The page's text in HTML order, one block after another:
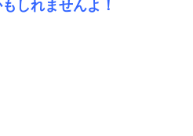
しれませんよ！